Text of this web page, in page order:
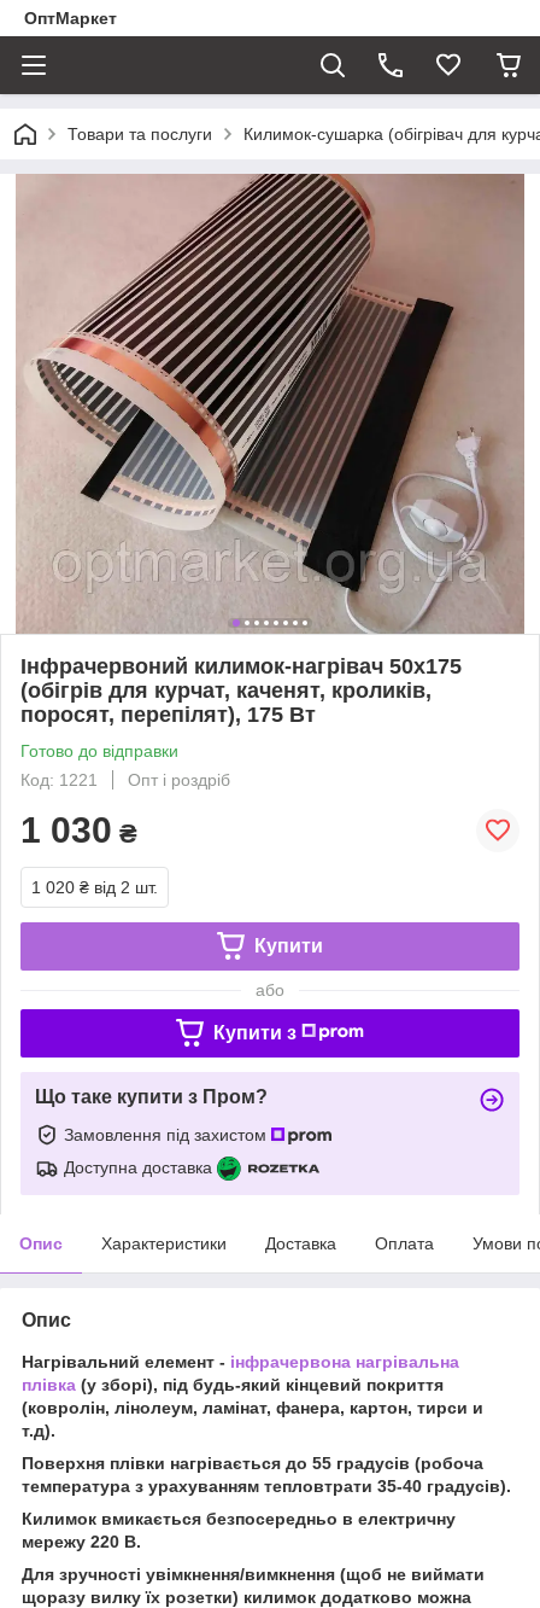
ОптМаркет
Товари та послуги Килимок-сушарка (обігрівач для
Інфрачервоний килимок-нагрівач 50х175
(обігрів для курчат, каченят, кроликів,
поросят, перепілят), 175 Вт
Готово до відправки
Код: 1221
Опт і роздріб
1 030 ₴
1 020 ₴ від 2 шт.
Купити
або
Купити з
Що таке купити з Пром?
Замовлення під захистом
Доступна доставка
Опис Характеристики Доставка Оплата Умови
Опис
Нагрівальний елемент - інфрачервона нагрівальна
плівка (у зборі), під будь-який кінцевий покриття
(ковролін, лінолеум, ламінат, фанера, картон, тирси и
т.д).
Поверхня плівки нагрівається до 55 градусів (робоча
температура з урахуванням тепловтрати 35-40 градусів).
Килимок вмикається безпосередньо в електричну
мережу 220 В.
Для зручності увімкнення/вимкнення (щоб не виймати
щоразу вилку їх розетки) килимок додатково можна